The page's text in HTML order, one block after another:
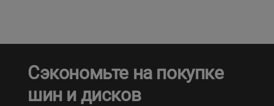
Сэкономьте на покупке
шин и дисков